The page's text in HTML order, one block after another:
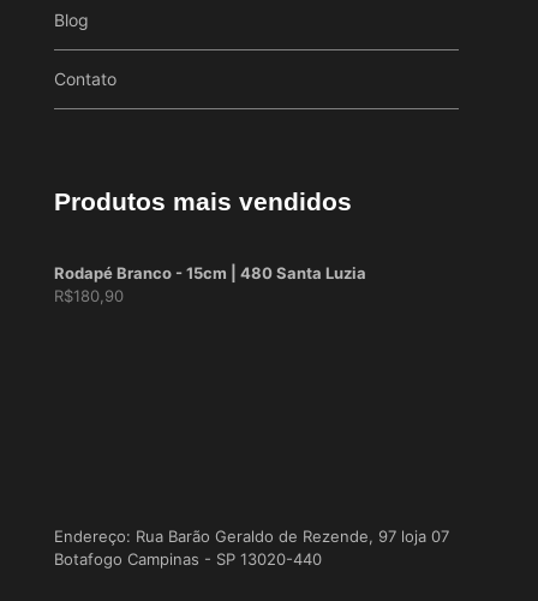
Blog
Contato
Produtos mais vendidos
Rodapé Branco - 15cm | 480 Santa Luzia
R$180,90
Endereço: Rua Barão Geraldo de Rezende, 97 loja 07
Botafogo Campinas - SP 13020-440